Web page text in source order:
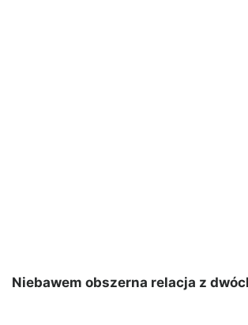
Niebawem obszerna relacja z